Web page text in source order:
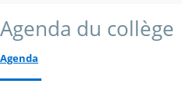
Agenda du collège
Agenda